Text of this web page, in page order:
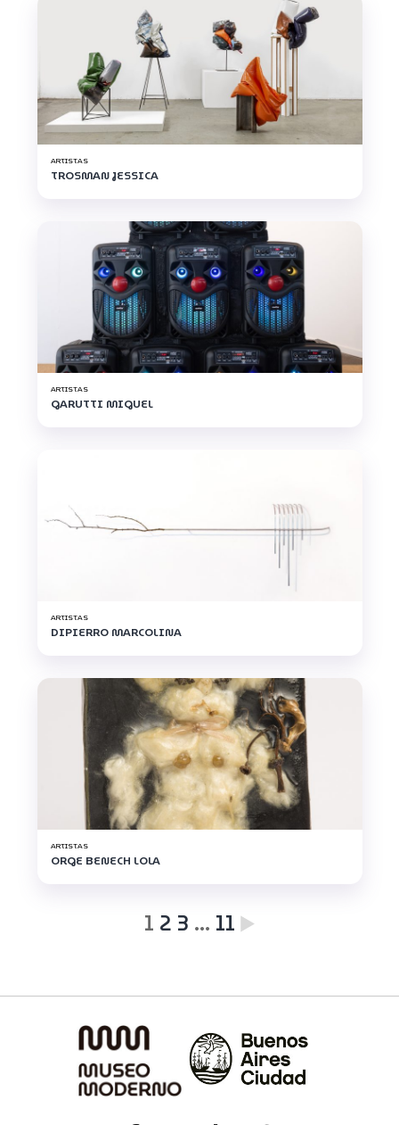
ARTISTAS
TROSMAN JESSICA
ARTISTAS
GARUTTI MIGUEL
ARTISTAS
DIPIERRO MARCOLINA
ARTISTAS
ORGE BENECH LOLA
1 2 3 … 11